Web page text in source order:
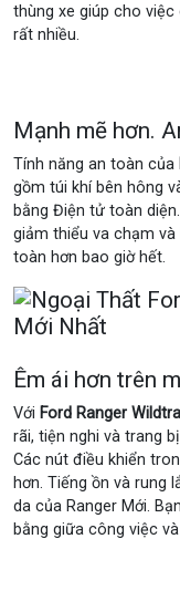
thùng xe giúp cho
rất nhiều.
Mạnh mẽ hơn.
Tính năng an toàn của
gồm túi khí bên hông
bằng Điện tử toàn
giảm thiểu va chạm
toàn hơn bao giờ hết.
Êm ái hơn trên
Với Ford Ranger
rãi, tiện nghi và trang
Các nút điều khiển
hơn. Tiếng ồn và rung
da của Ranger Mới.
bằng giữa công việc